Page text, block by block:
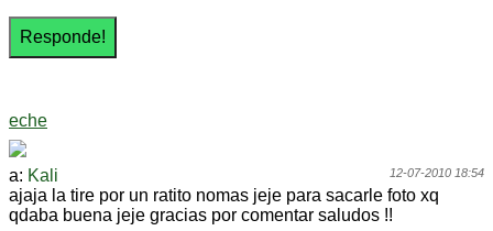
eche
12-07-2010 18:54
a: Kali
ajaja la tire por un ratito nomas jeje para sacarle foto xq
qdaba buena jeje gracias por comentar saludos !!